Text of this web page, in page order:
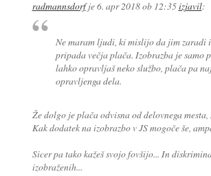
radmannsdorfje6. apr 2018 ob 12:35izjavil:
Ne maram ljudi, ki mislijo da jim zaradi
pripada večja plača. Izobrazba je samo
lahko opravljaš neko službo, plača pa
opravljenga dela.
Že dolgo je plača odvisna od delovnega mesta,
Kak dodatek na izobrazbo v JS mogoče še,
Sicer pa tako kažeš svojo fovšijo... In
izobraženih...